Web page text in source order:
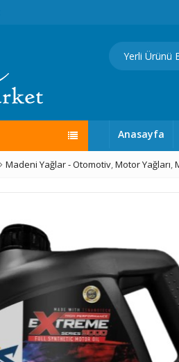
Anasayfa
Madeni Yağlar - Otomotiv,Motor Yağları,